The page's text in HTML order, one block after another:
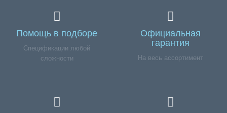
Помощь в подборе
Спецификации любой
сложности
Официальная
гарантия
На весь ассортимент